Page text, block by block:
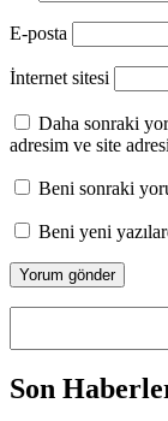
E-posta
İnternet sitesi
Daha sonraki
adresim ve site
Beni sonraki
Beni yeni
Son